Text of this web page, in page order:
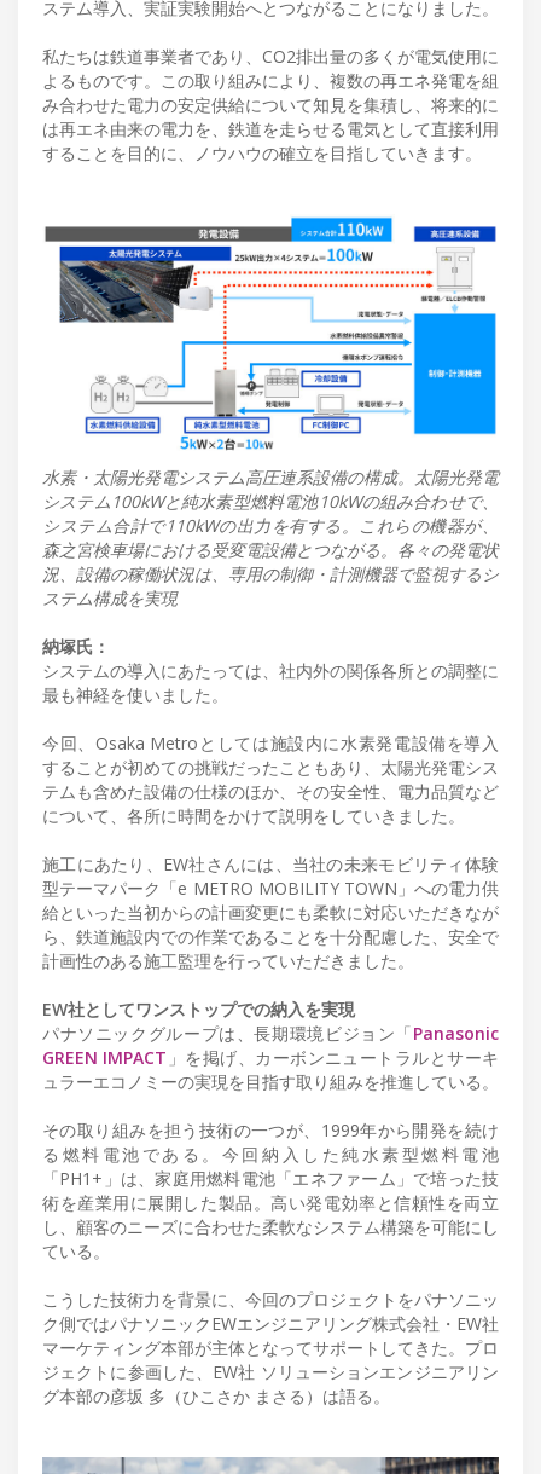
ステム導入、実証実験開始へとつながることになりました。
私たちは鉄道事業者であり、CO2排出量の多くが電気使用に
よるものです。この取り組みにより、複数の再エネ発電を組
み合わせた電力の安定供給について知見を集積し、将来的に
は再エネ由来の電力を、鉄道を走らせる電気として直接利用
することを目的に、ノウハウの確立を目指していきます。
水素・太陽光発電システム高圧連系設備の構成。太陽光発電
システム100kWと純水素型燃料電池10kWの組み合わせで、
システム合計で110kWの出力を有する。これらの機器が、
森之宮検車場における受変電設備とつながる。各々の発電状
況、設備の稼働状況は、専用の制御・計測機器で監視するシ
ステム構成を実現
納塚氏：
システムの導入にあたっては、社内外の関係各所との調整に
最も神経を使いました。
今回、Osaka Metroとしては施設内に水素発電設備を導入
することが初めての挑戦だったこともあり、太陽光発電シス
テムも含めた設備の仕様のほか、その安全性、電力品質など
について、各所に時間をかけて説明をしていきました。
施工にあたり、EW社さんには、当社の未来モビリティ体験
型テーマパーク「e METRO MOBILITY TOWN」への電力供
給といった当初からの計画変更にも柔軟に対応いただきなが
ら、鉄道施設内での作業であることを十分配慮した、安全で
計画性のある施工監理を行っていただきました。
EW社としてワンストップでの納入を実現
パナソニックグループは、長期環境ビジョン「Panasonic
GREEN IMPACT 」を掲げ、カーボンニュートラルとサーキ
ュラーエコノミーの実現を目指す取り組みを推進している。
その取り組みを担う技術の一つが、1999年から開発を続け
る燃料電池である。今回納入した純水素型燃料電池
「PH1+」は、家庭用燃料電池「エネファーム」で培った技
術を産業用に展開した製品。高い発電効率と信頼性を両立
し、顧客のニーズに合わせた柔軟なシステム構築を可能にし
ている。
こうした技術力を背景に、今回のプロジェクトをパナソニッ
ク側ではパナソニックEWエンジニアリング株式会社・EW社
マーケティング本部が主体となってサポートしてきた。プロ
ジェクトに参画した、EW社 ソリューションエンジニアリン
グ本部の彦坂 多（ひこさか まさる）は語る。